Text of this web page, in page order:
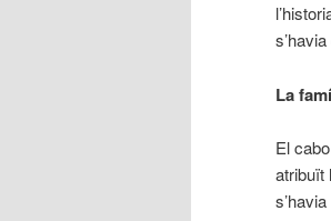
La
El
atribuït